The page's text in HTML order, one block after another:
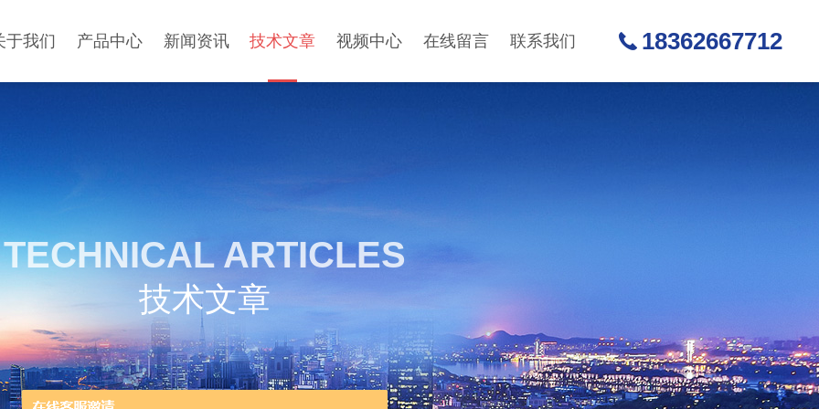
于我们 产品中心 新闻资讯 技术文章 视频中心 在线留言 联系我们 18362667712
TECHNICAL ARTICLES
技术文章